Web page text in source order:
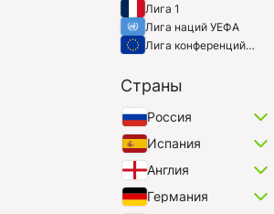
Лига 1
Лига наций УЕФА
Лига конференций УЕФА
Страны
Россия
Испания
Англия
Германия